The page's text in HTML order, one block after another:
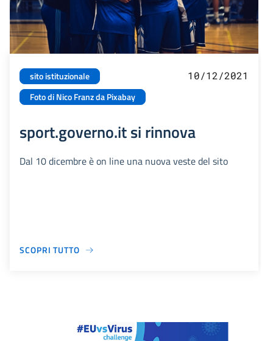
sito istituzionale
Foto di Nico Franz da Pixabay
10/12/2021
sport.governo.it si rinnova
Dal 10 dicembre è on line una nuova veste del sito
SCOPRI TUTTO